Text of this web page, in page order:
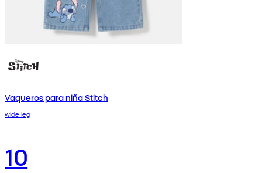
Vaqueros para niña Stitch
wide leg
10